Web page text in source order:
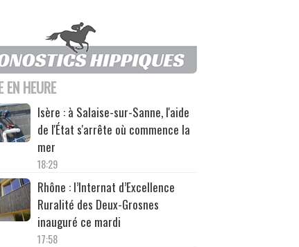
EN HEURE
Isère : à Salaise-sur-Sanne, l'aide
de l'État s'arrête où commence la
mer
18:29
Rhône : l’Internat d’Excellence
Ruralité des Deux-Grosnes
inauguré ce mardi
17:58